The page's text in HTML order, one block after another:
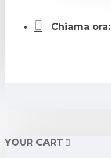
Chiama
YOUR CART